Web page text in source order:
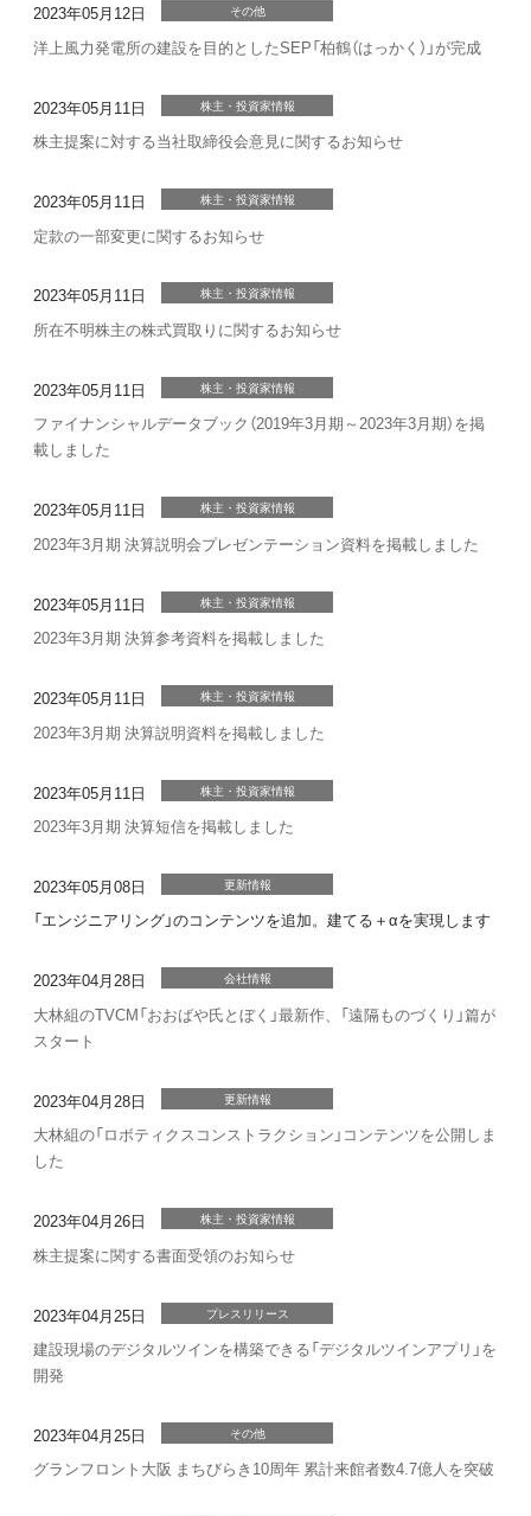
2023年05月12日 その他
洋上風力発電所の建設を目的としたSEP「柏鶴（はっかく）」が完成
2023年05月11日 株主・投資家情報
株主提案に対する当社取締役会意見に関するお知らせ
2023年05月11日 株主・投資家情報
定款の一部変更に関するお知らせ
2023年05月11日 株主・投資家情報
所在不明株主の株式買取りに関するお知らせ
2023年05月11日 株主・投資家情報
ファイナンシャルデータブック（2019年3月期～2023年3月期）を掲
載しました
2023年05月11日 株主・投資家情報
2023年3月期 決算説明会プレゼンテーション資料を掲載しました
2023年05月11日 株主・投資家情報
2023年3月期 決算参考資料を掲載しました
2023年05月11日 株主・投資家情報
2023年3月期 決算説明資料を掲載しました
2023年05月11日 株主・投資家情報
2023年3月期 決算短信を掲載しました
2023年05月08日 更新情報
「エンジニアリング」のコンテンツを追加。建てる＋αを実現します
2023年04月28日 会社情報
大林組のTVCM「おおばや氏とぼく」最新作、「遠隔ものづくり」篇が
スタート
2023年04月28日 更新情報
大林組の「ロボティクスコンストラクション」コンテンツを公開しま
した
2023年04月26日 株主・投資家情報
株主提案に関する書面受領のお知らせ
2023年04月25日 プレスリリース
建設現場のデジタルツインを構築できる「デジタルツインアプリ」を
開発
2023年04月25日 その他
グランフロント大阪 まちびらき10周年 累計来館者数4.7億人を突破